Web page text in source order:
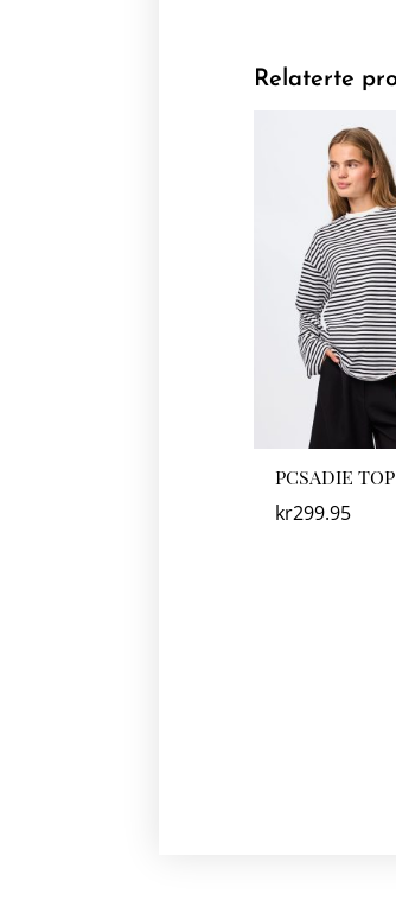
Relaterte
PCSADIE TOP
kr299.95